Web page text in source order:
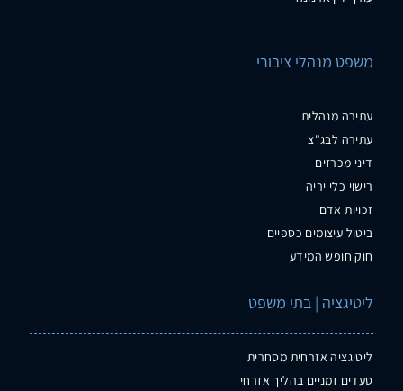
משפט מנהלי ציבורי
עתירה מנהלית
עתירה לבג"צ
דיני מכרזים
רישוי כלי יריה
זכויות אדם
ביטול עיצומים כספיים
חוק חופש המידע
ליטיגציה | בתי משפט
ליטיגציה אזרחית מסחרית
סעדים זמניים בהליך אזרחי